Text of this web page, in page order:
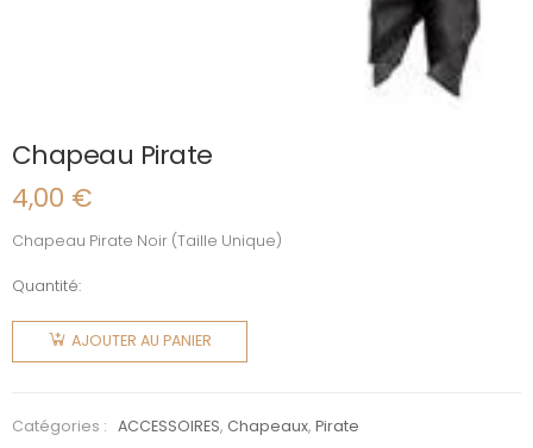
Chapeau Pirate
4,00 €
Chapeau Pirate Noir (Taille Unique)
Quantité:
quantité
Chapeau
AJOUTER AU PANIER
Catégories : ACCESSOIRES, Chapeaux,Pirate